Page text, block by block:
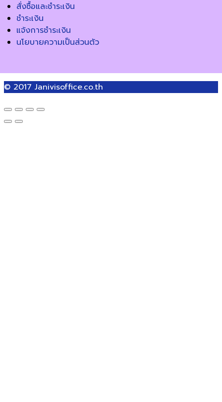
สั่งซื้อและชำระเงิน
ชำระเงิน
แจ้งการชำระเงิน
นโยบายความเป็นส่วนตัว
© 2017 Janivisoffice.co.th